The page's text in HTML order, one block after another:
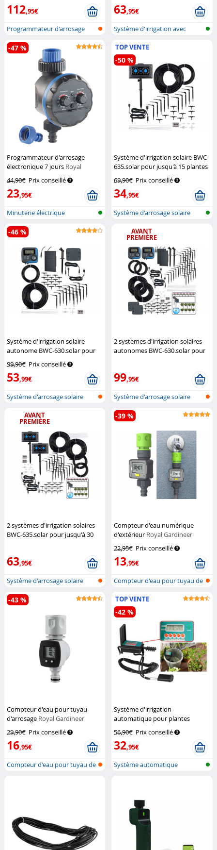
112,95€
Programmateur d'arrosage
bluetooth...
63,95€
Système d'irrigation avec
Programmateur d'arrosage
électronique 7 jours Royal
44,90€ Prix conseillé
23,95€
-47 %
Minuterie électrique
d'irrigation
TOP VENTE
Système d'irrigation solaire BWC-
635.solar pour jusqu'à 15 plantes
69,90€ Prix conseillé
34,95€
-50 %
Système d'arrosage solaire
Système d'irrigation solaire
autonome BWC-630.solar pour
Royal
Gardineer
99,90€ Prix conseillé
53,99€
-46 %
Système d'arrosage solaire
AVANT
PREMIÈRE
2 systèmes d'irrigation solaires
autonomes BWC-630.solar pour
99,95€
Système d'arrosage solaire
pour pla...
AVANT
PREMIÈRE
2 systèmes d'irrigation solaires
BWC-635.solar pour jusqu'à 30
63,95€
Système d'arrosage solaire
pour pla...
Compteur d'eau numérique
d'extérieur Royal Gardineer
22,95€ Prix conseillé
13,95€
-39 %
Compteur d'eau pour tuyau de
Compteur d'eau pour tuyau
d'arrosage Royal Gardineer
29,90€ Prix conseillé
16,95€
-43 %
Compteur d'eau pour tuyau de
TOP VENTE
Système d'irrigation
automatique pour plantes
Royal Gardineer
56,90€ Prix conseillé
32,95€
-42 %
Système automatique